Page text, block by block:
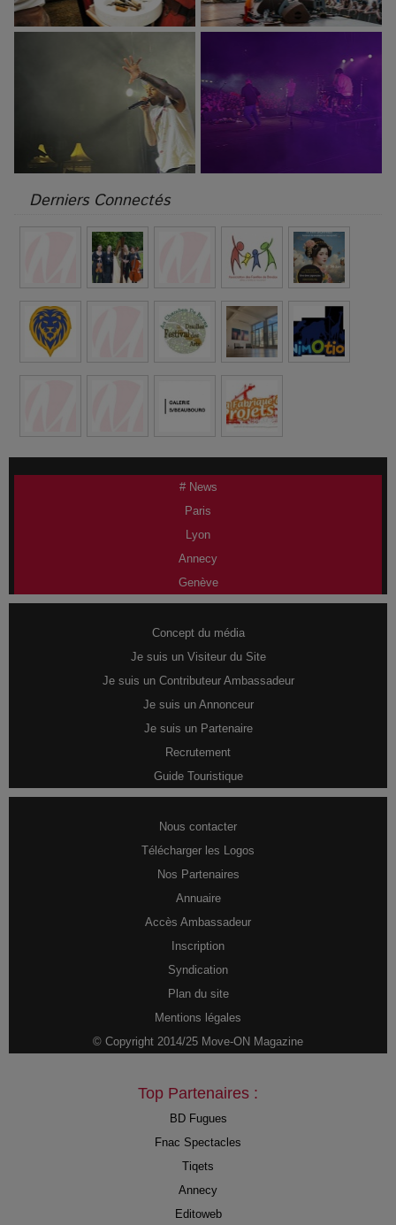
Derniers Connectés
# News
Paris
Lyon
Annecy
Genève
Concept du média
Je suis un Visiteur du Site
Je suis un Contributeur Ambassadeur
Je suis un Annonceur
Je suis un Partenaire
Recrutement
Guide Touristique
Nous contacter
Télécharger les Logos
Nos Partenaires
Annuaire
Accès Ambassadeur
Inscription
Syndication
Plan du site
Mentions légales
© Copyright 2014/25 Move-ON Magazine
Top Partenaires :
BD Fugues
Fnac Spectacles
Tiqets
Annecy
Editoweb